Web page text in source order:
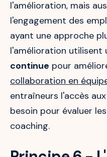
l'amélioration, mais
l'engagement des
ayant une approche
l'amélioration utilisent
continue pour
collaboration en
entraîneurs l'accès
besoin pour évaluer
coaching.